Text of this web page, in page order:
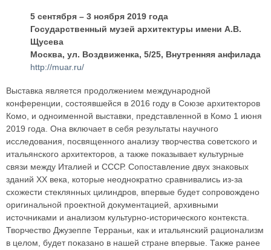
5 сентября – 3 ноября 2019 года
Государственный музей архитектуры имени А.В.
Щусева
Москва, ул. Воздвиженка, 5/25, Внутренняя анфилада
http://muar.ru/
Выставка является продолжением международной
конференции, состоявшейся в 2016 году в Союзе архитекторов
Комо, и одноименной выставки, представленной в Комо 1 июня
2019 года. Она включает в себя результаты научного
исследования, посвященного анализу творчества советского и
итальянского архитекторов, а также показывает культурные
связи между Италией и СССР. Сопоставление двух знаковых
зданий XX века, которые неоднократно сравнивались из-за
схожести стеклянных цилиндров, впервые будет сопровождено
оригинальной проектной документацией, архивными
источниками и анализом культурно-исторического контекста.
Творчество Джузеппе Терраньи, как и итальянский рационализм
в целом, будет показано в нашей стране впервые. Также ранее